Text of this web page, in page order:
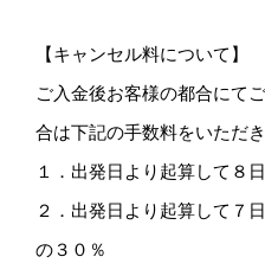
【キャンセル料について】
ご入金後お客様の都合にて
合は下記の手数料をいただき
１．出発日より起算して８
２．出発日より起算して７
の３０％